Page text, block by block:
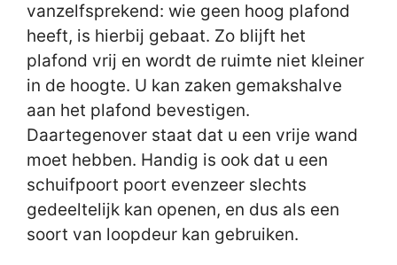
vanzelfsprekend: wie geen hoog plafond
heeft, is hierbij gebaat. Zo blijft het
plafond vrij en wordt de ruimte niet kleiner
in de hoogte. U kan zaken gemakshalve
aan het plafond bevestigen.
Daartegenover staat dat u een vrije wand
moet hebben. Handig is ook dat u een
schuifpoort poort evenzeer slechts
gedeeltelijk kan openen, en dus als een
soort van loopdeur kan gebruiken.